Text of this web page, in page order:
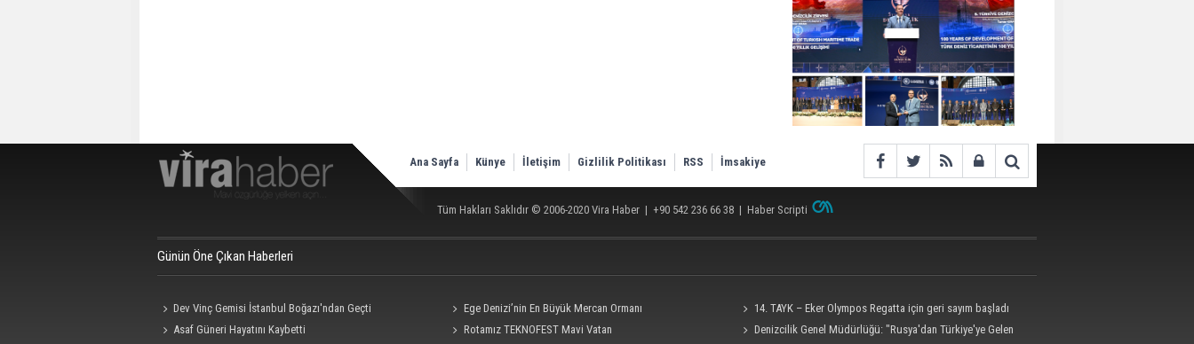
Ana Sayfa Künye İletişim Gizlilik Politikası RSS İmsakiye
Tüm Hakları Saklıdır © 2006-2020 Vira Haber | +90 542 236 66 38 | Haber Scripti
Günün Öne Çıkan Haberleri
Dev Vinç Gemisi İstanbul Boğazı'ndan Geçti Ege Denizi’nin En Büyük Mercan Ormanı
14. TAYK – Eker Olympos Regatta için geri sayım başladı
Asaf Güneri Hayatını Kaybetti
Rotamız TEKNOFEST Mavi Vatan Denizcilik Genel Müdürlüğü: "Rusya'dan Türkiye'ye Gelen